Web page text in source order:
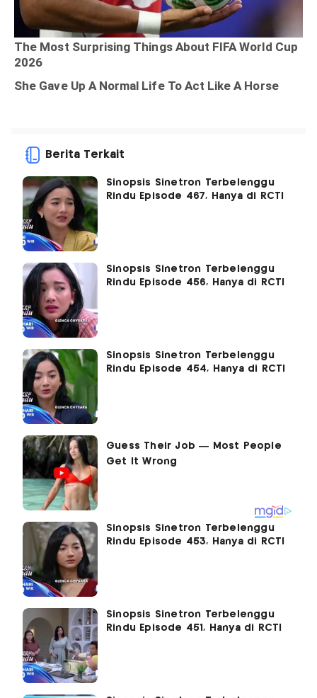
Berita Terkait
Sinopsis Sinetron Terbelenggu
Rindu Episode 467, Hanya di RCTI
Sinopsis Sinetron Terbelenggu
Rindu Episode 456, Hanya di RCTI
Sinopsis Sinetron Terbelenggu
Rindu Episode 454, Hanya di RCTI
Sinopsis Sinetron Terbelenggu
Rindu Episode 453, Hanya di RCTI
Sinopsis Sinetron Terbelenggu
Rindu Episode 451, Hanya di RCTI